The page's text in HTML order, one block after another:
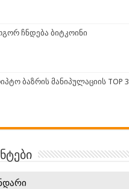
ჩნდება ბიტკოინი
ბაზრის მანიპულაციის TOP 3